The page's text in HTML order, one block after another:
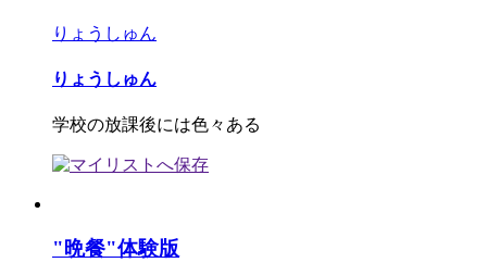
りょうしゅん
りょうしゅん
学校の放課後には色々ある
"晩餐"体験版